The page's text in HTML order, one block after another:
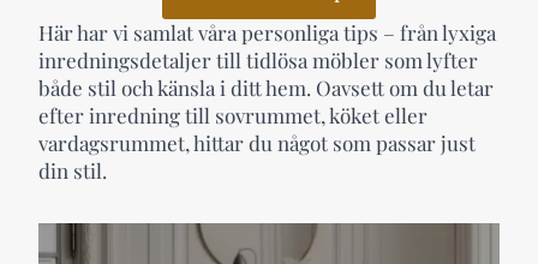
Här har vi samlat våra personliga tips – från lyxiga
inredningsdetaljer till tidlösa möbler som lyfter
både stil och känsla i ditt hem. Oavsett om du letar
efter inredning till sovrummet, köket eller
vardagsrummet, hittar du något som passar just
din stil.